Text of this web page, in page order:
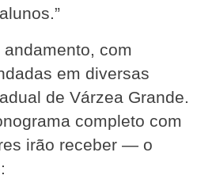
com
em diversas
de Várzea Grande.
completo com
irão receber — o